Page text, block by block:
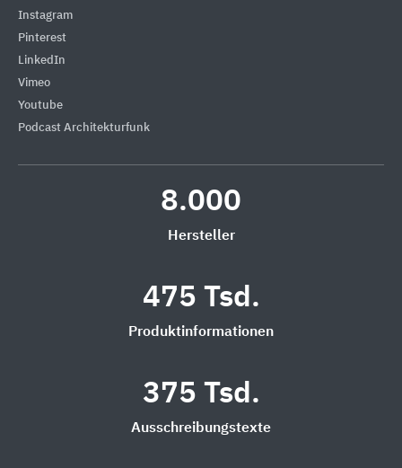
Instagram
Pinterest
LinkedIn
Vimeo
Youtube
Podcast Architekturfunk
8.000
Hersteller
475 Tsd.
Produktinformationen
375 Tsd.
Ausschreibungstexte